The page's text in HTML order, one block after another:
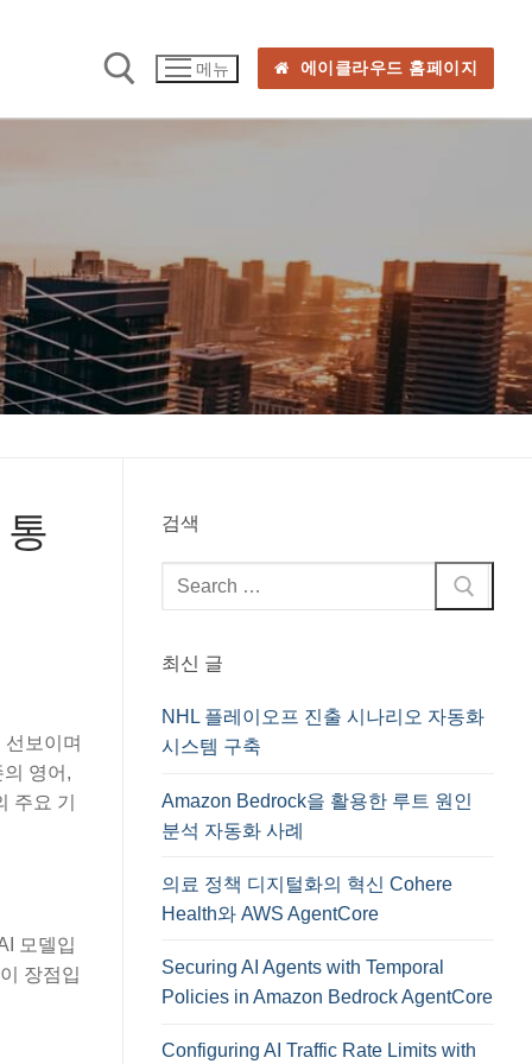
메뉴 에이클라우드 홈페이지
보이며
영어,
주요 기
모델입
장점입
검색
검
색
최신 글
NHL 플레이오프 진출 시나리오 자동화
시스템 구축
Amazon Bedrock을 활용한 루트 원인
분석 자동화 사례
의료 정책 디지털화의 혁신 Cohere
Health와 AWS AgentCore
Securing AI Agents with Temporal
Policies in Amazon Bedrock AgentCore
Configuring AI Traffic Rate Limits with